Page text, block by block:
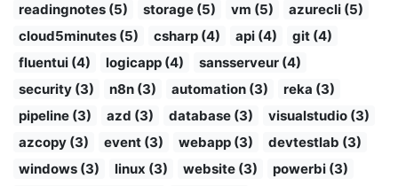
readingnotes (5)
storage (5) vm (5)
azurecli (5)
cloud5minutes (5)
csharp (4) api (4)
git (4)
fluentui (4)
logicapp (4)
sansserveur (4)
security (3)
n8n (3) automation (3)
reka (3)
pipeline (3)
azd (3) database (3)
visualstudio (3)
azcopy (3)
event (3) webapp (3)
devtestlab (3)
windows (3)
linux (3) website (3)
powerbi (3)